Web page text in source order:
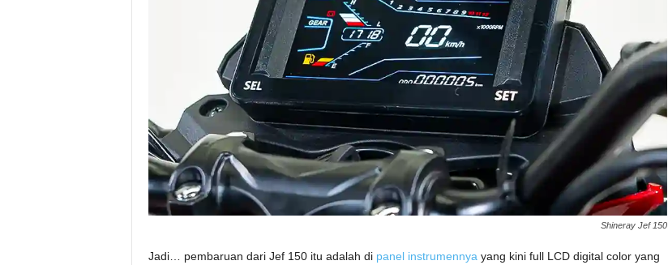
Shineray Jef 150
Jadi… pembaruan dari Jef 150 itu adalah di panel instrumennya yang kini full LCD digital color yang